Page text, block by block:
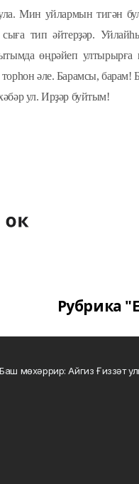
Мин уйлармын тигән
тип әйтерҙәр.
өңрәйеп
әле. Барамсы, барам!
ул. Ирҙәр буйтым!
Рубрика
Баш мөхәррир: Айгиз Ғиззәт